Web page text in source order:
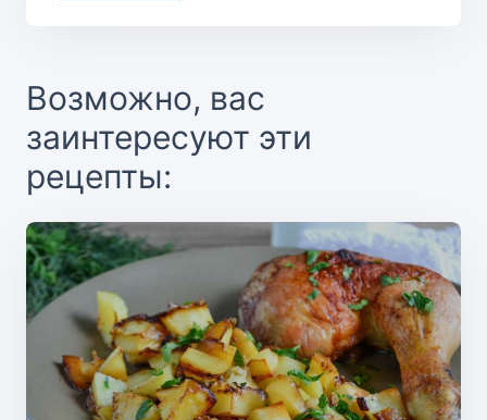
Возможно, вас
заинтересуют эти
рецепты: